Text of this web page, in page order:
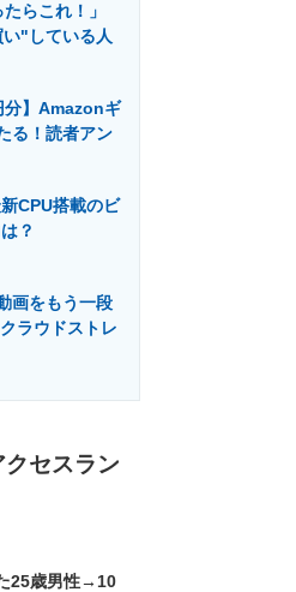
よく分かる
ジーの最前線
らこれ！」
"している人
分】Amazonギ
る！読者アン
CPU搭載のビ
？
画をもう一段
ラウドストレ
クセスラン
25歳男性→10